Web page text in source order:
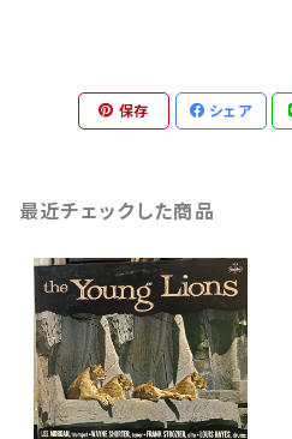
保存 シェア
最近チェックした商品